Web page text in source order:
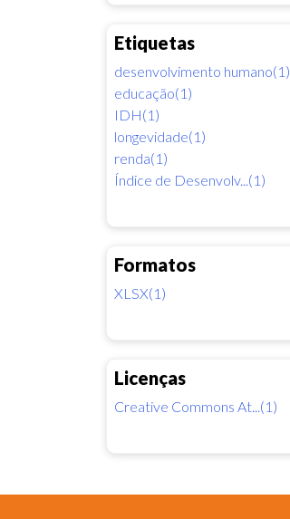
Etiquetas
desenvolvimento humano(1)
educação(1)
IDH(1)
longevidade(1)
renda(1)
Índice de Desenvolv...(1)
Formatos
XLSX(1)
Licenças
Creative Commons At...(1)